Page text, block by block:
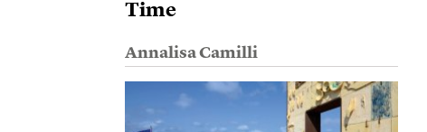
Time
Annalisa Camilli